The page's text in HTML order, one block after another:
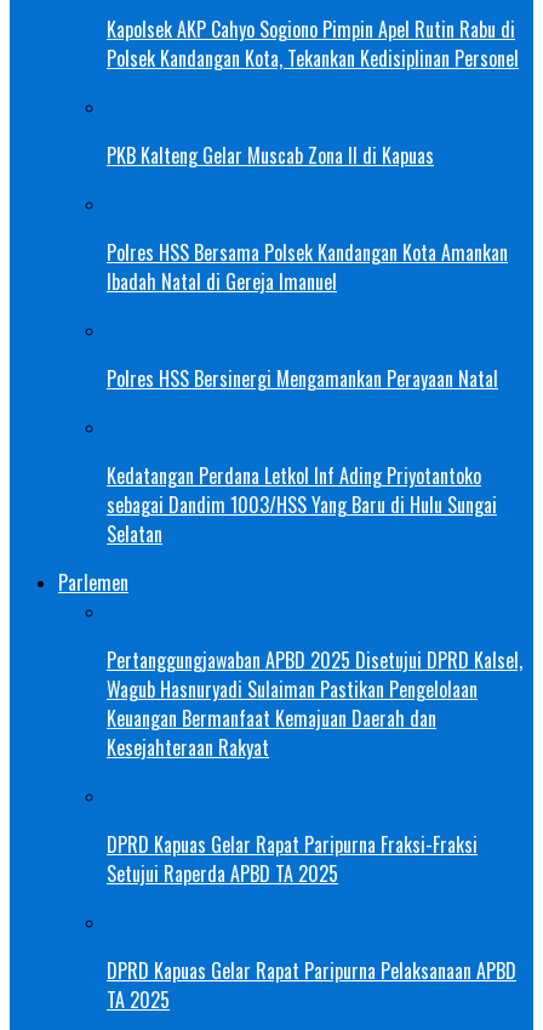
Kapolsek AKP Cahyo Sogiono Pimpin Apel Rutin Rabu di
Polsek Kandangan Kota, Tekankan Kedisiplinan Personel
PKB Kalteng Gelar Muscab Zona II di Kapuas
Polres HSS Bersama Polsek Kandangan Kota Amankan
Ibadah Natal di Gereja Imanuel
Polres HSS Bersinergi Mengamankan Perayaan Natal
Kedatangan Perdana Letkol Inf Ading Priyotantoko
sebagai Dandim 1003/HSS Yang Baru di Hulu Sungai
Selatan
Parlemen
Pertanggungjawaban APBD 2025 Disetujui DPRD Kalsel,
Wagub Hasnuryadi Sulaiman Pastikan Pengelolaan
Keuangan Bermanfaat Kemajuan Daerah dan
Kesejahteraan Rakyat
DPRD Kapuas Gelar Rapat Paripurna Fraksi-Fraksi
Setujui Raperda APBD TA 2025
DPRD Kapuas Gelar Rapat Paripurna Pelaksanaan APBD
TA 2025